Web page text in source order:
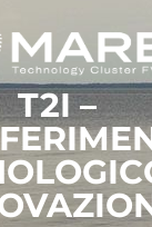
T2I –